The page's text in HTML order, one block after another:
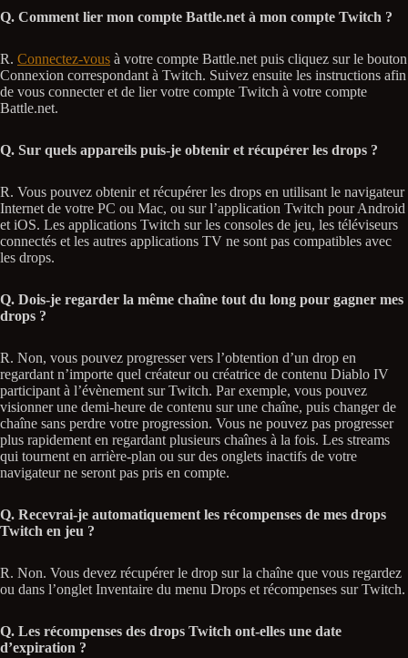
Q. Comment lier mon compte Battle.net à mon compte Twitch ?
R. Connectez-vous à votre compte Battle.net puis cliquez sur le bouton
Connexion correspondant à Twitch. Suivez ensuite les instructions afin
de vous connecter et de lier votre compte Twitch à votre compte
Battle.net.
Q. Sur quels appareils puis-je obtenir et récupérer les drops ?
R. Vous pouvez obtenir et récupérer les drops en utilisant le navigateur
Internet de votre PC ou Mac, ou sur l’application Twitch pour Android
et iOS. Les applications Twitch sur les consoles de jeu, les téléviseurs
connectés et les autres applications TV ne sont pas compatibles avec
les drops.
Q. Dois-je regarder la même chaîne tout du long pour gagner mes
drops ?
R. Non, vous pouvez progresser vers l’obtention d’un drop en
regardant n’importe quel créateur ou créatrice de contenu Diablo IV
participant à l’évènement sur Twitch. Par exemple, vous pouvez
visionner une demi-heure de contenu sur une chaîne, puis changer de
chaîne sans perdre votre progression. Vous ne pouvez pas progresser
plus rapidement en regardant plusieurs chaînes à la fois. Les streams
qui tournent en arrière-plan ou sur des onglets inactifs de votre
navigateur ne seront pas pris en compte.
Q. Recevrai-je automatiquement les récompenses de mes drops
Twitch en jeu ?
R. Non. Vous devez récupérer le drop sur la chaîne que vous regardez
ou dans l’onglet Inventaire du menu Drops et récompenses sur Twitch.
Q. Les récompenses des drops Twitch ont-elles une date
d’expiration ?